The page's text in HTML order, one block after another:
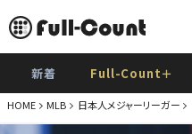
新着 Full-Count＋
HOME MLB 日本人メジャーリーガー